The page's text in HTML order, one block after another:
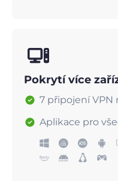
Pokrytí více
7 připojení VPN
Aplikace pro